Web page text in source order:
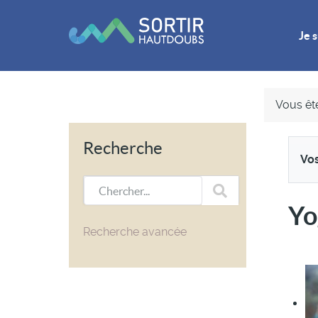
Je
Recherche
Chercher...
Recherche avancée
Vous